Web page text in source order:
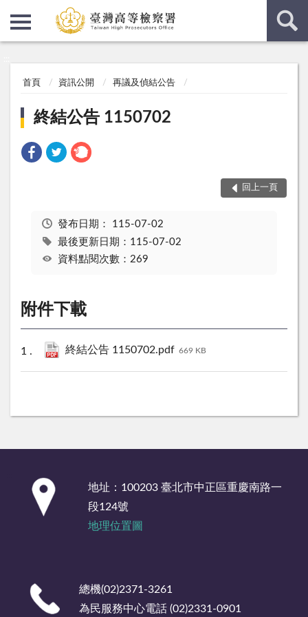
首頁 資訊公開 再議及偵結公告
終結公告 1150702
回上一頁
發布日期： 115-07-02
最後更新日期：115-07-02
資料點閱次數：269
附件下載
終結公告 1150702.pdf 669 KB
地址：100203 臺北市中正區重慶南路一
段124號
地理位置圖
總機(02)2371-3261
為民服務中心電話 (02)2331-0901